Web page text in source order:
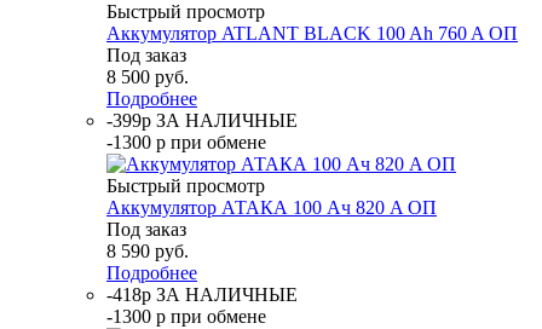
Быстрый просмотр
Аккумулятор ATLANT BLACK 100 Ah 760 A ОП
Под заказ
8 500 руб.
Подробнее
-399р ЗА НАЛИЧНЫЕ
-1300 р при обмене
Быстрый просмотр
Аккумулятор АТАКА 100 Ач 820 A ОП
Под заказ
8 590 руб.
Подробнее
-418р ЗА НАЛИЧНЫЕ
-1300 р при обмене